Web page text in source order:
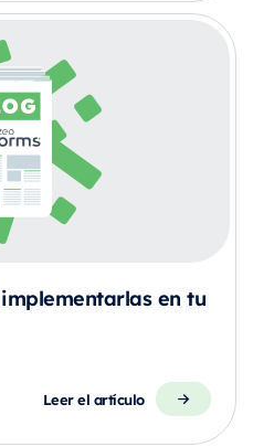
en tu
Leer el artículo